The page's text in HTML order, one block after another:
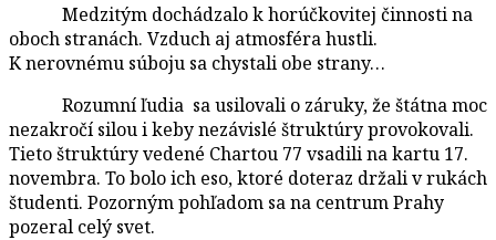
Medzitým dochádzalo k horúčkovitej činnosti na
oboch stranách. Vzduch aj atmosféra hustli.
K nerovnému súboju sa chystali obe strany…
Rozumní ľudia sa usilovali o záruky, že štátna moc
nezakročí silou i keby nezávislé štruktúry provokovali.
Tieto štruktúry vedené Chartou 77 vsadili na kartu 17.
novembra. To bolo ich eso, ktoré doteraz držali v rukách
študenti. Pozorným pohľadom sa na centrum Prahy
pozeral celý svet.